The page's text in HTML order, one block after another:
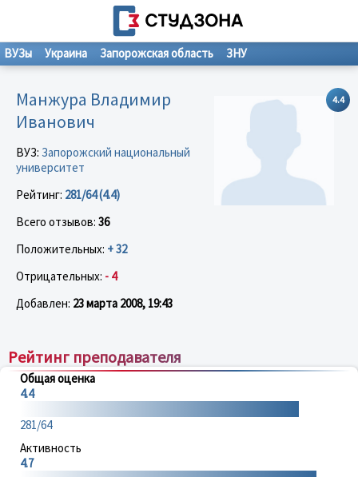
ВУЗы Украина Запорожская область ЗНУ
4.4
Манжура Владимир
Иванович
ВУЗ: Запорожский национальный
университет
Рейтинг: 281/64 (4.4)
Всего отзывов: 36
Положительных: + 32
Отрицательных: - 4
Добавлен: 23 марта 2008, 19:43
Рейтинг преподавателя
Общая оценка
4.4
281/64
Активность
4.7